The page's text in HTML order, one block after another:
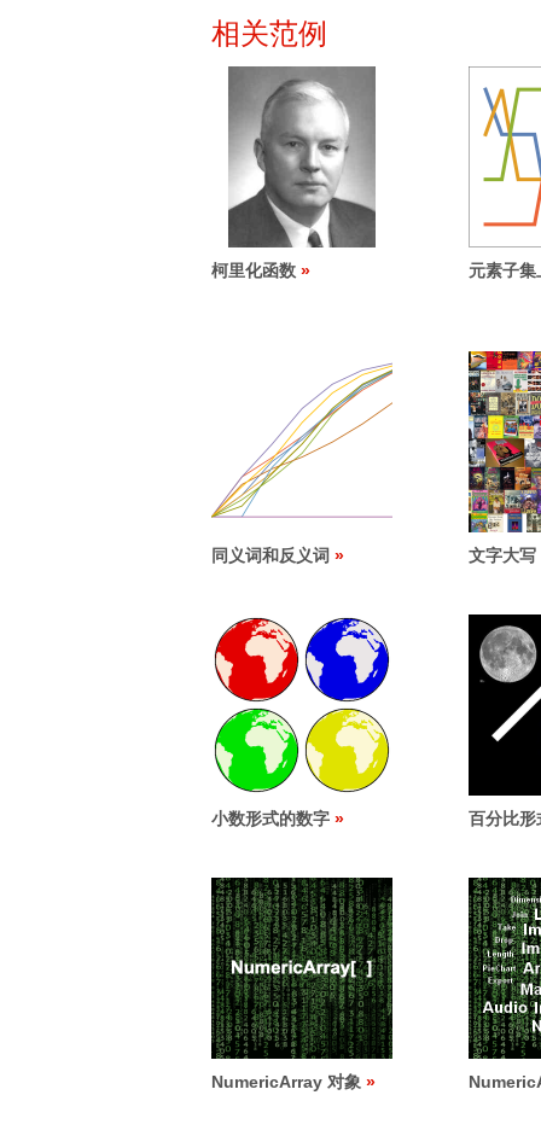
相关范例
柯里化函数 元素子
同义词和反义词 文字大写
小数形式的数字 百分比形
NumericArray 对象